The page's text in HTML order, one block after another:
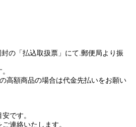
の「払込取扱票」にて.郵便局より振
高額商品の場合は代金先払いをお願い
です。
連絡いたします。